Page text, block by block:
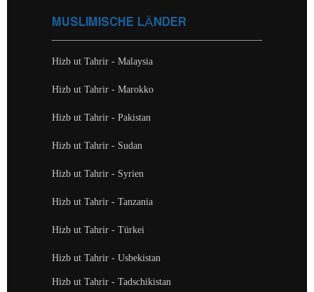
MUSLIMISCHE LÄNDER
Hizb ut Tahrir - Malaysia
Hizb ut Tahrir - Marokko
Hizb ut Tahrir - Pakistan
Hizb ut Tahrir - Sudan
Hizb ut Tahrir - Syrien
Hizb ut Tahrir - Tanzania
Hizb ut Tahrir - Türkei
Hizb ut Tahrir - Usbekistan
Hizb ut Tahrir - Tadschikistan